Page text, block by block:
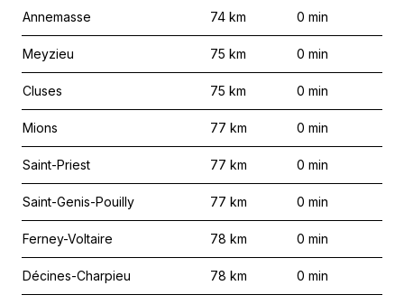
Annemasse 74 km 0 min
Meyzieu 75 km 0 min
Cluses 75 km 0 min
Mions 77 km 0 min
Saint-Priest 77 km 0 min
Saint-Genis-Pouilly 77 km 0 min
Ferney-Voltaire 78 km 0 min
Décines-Charpieu 78 km 0 min